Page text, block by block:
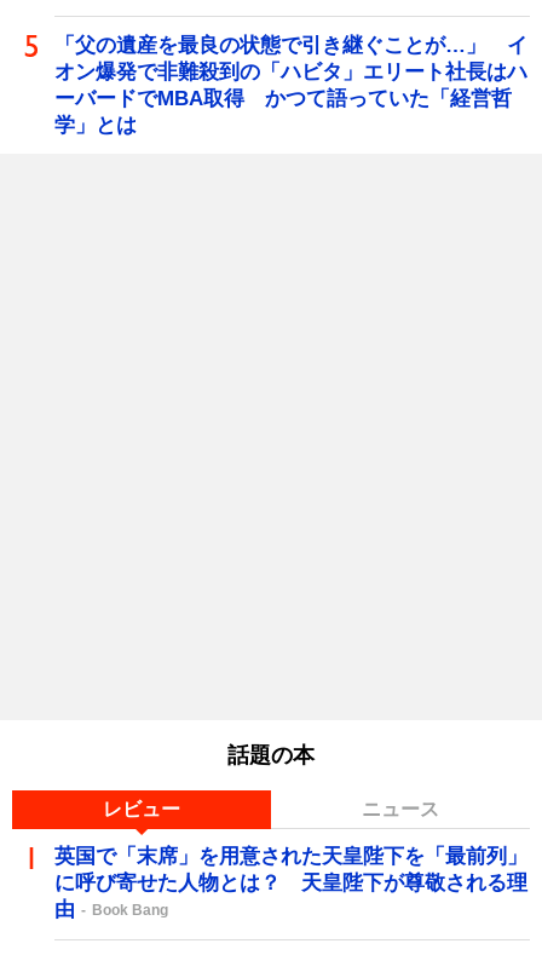
「父の遺産を最良の状態で引き継ぐことが…」 イ
オン爆発で非難殺到の「ハビタ」エリート社長はハ
ーバードでMBA取得 かつて語っていた「経営哲
学」とは
話題の本
レビュー ニュース
英国で「末席」を用意された天皇陛下を「最前列」
に呼び寄せた人物とは？ 天皇陛下が尊敬される理
由
Book Bang